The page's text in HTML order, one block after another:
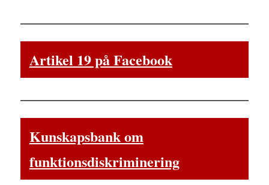
Artikel 19 på Facebook
Kunskapsbank om
funktionsdiskriminering